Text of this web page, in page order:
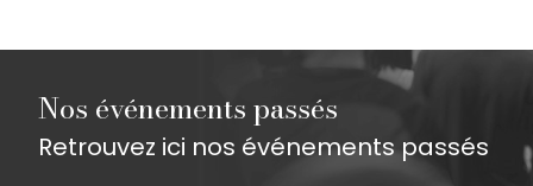
Nos événements passés
Retrouvez ici nos événements passés